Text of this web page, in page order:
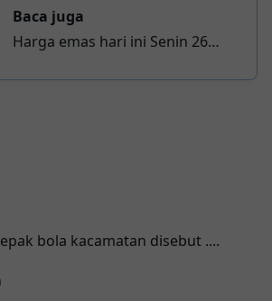
Baca juga
Harga emas hari ini Senin 26
bola kacamatan disebut ....